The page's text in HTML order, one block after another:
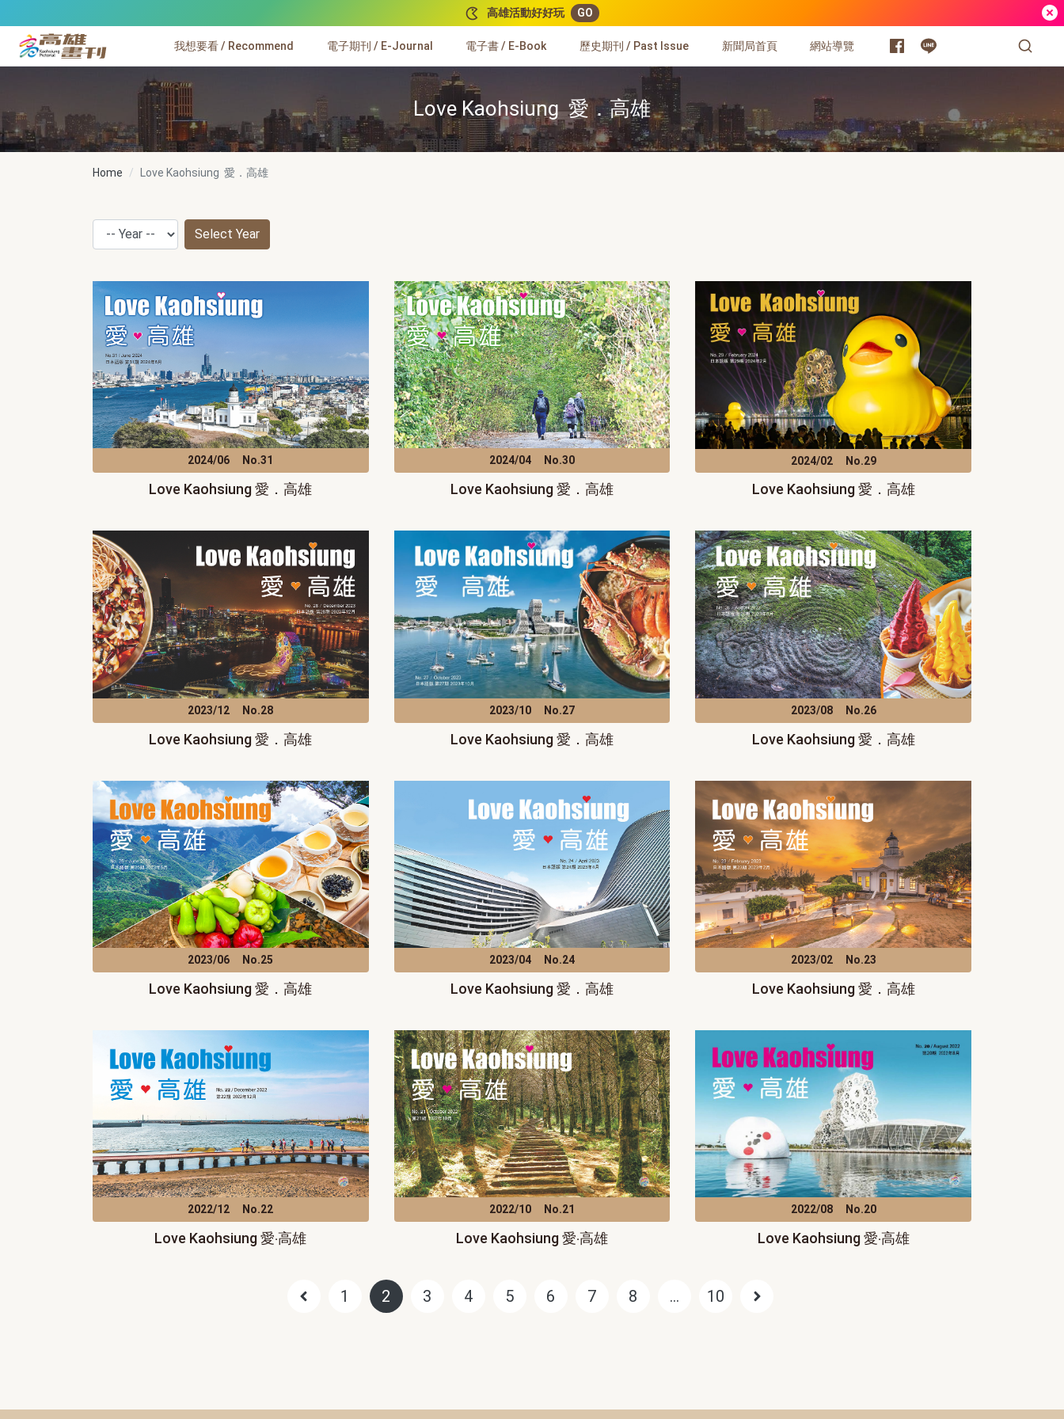
高雄活動好好玩 GO
高雄畫刊
我想要看 / Recommend 電子期刊 / E-Journal 電子書 / E-Book 歷史期刊 / Past Issue 新聞局首頁 網站導覽
Love Kaohsiung 愛．高雄
Home Love Kaohsiung 愛．高雄
Select Year
2024/06 No.31
Love Kaohsiung 愛．高雄
2024/04 No.30
Love Kaohsiung 愛．高雄
2024/02 No.29
Love Kaohsiung 愛．高雄
2023/12 No.28
Love Kaohsiung 愛．高雄
2023/10 No.27
Love Kaohsiung 愛．高雄
2023/08 No.26
Love Kaohsiung 愛．高雄
2023/06 No.25
Love Kaohsiung 愛．高雄
2023/04 No.24
Love Kaohsiung 愛．高雄
2023/02 No.23
Love Kaohsiung 愛．高雄
2022/12 No.22
Love Kaohsiung 愛‧高雄
2022/10 No.21
Love Kaohsiung 愛‧高雄
2022/08 No.20
Love Kaohsiung 愛‧高雄
1 2 3 4 5 6 7 8 … 10